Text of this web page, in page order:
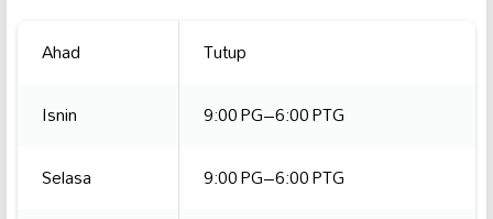
Ahad
Tutup
Isnin
9:00 PG–6:00 PTG
Selasa
9:00 PG–6:00 PTG